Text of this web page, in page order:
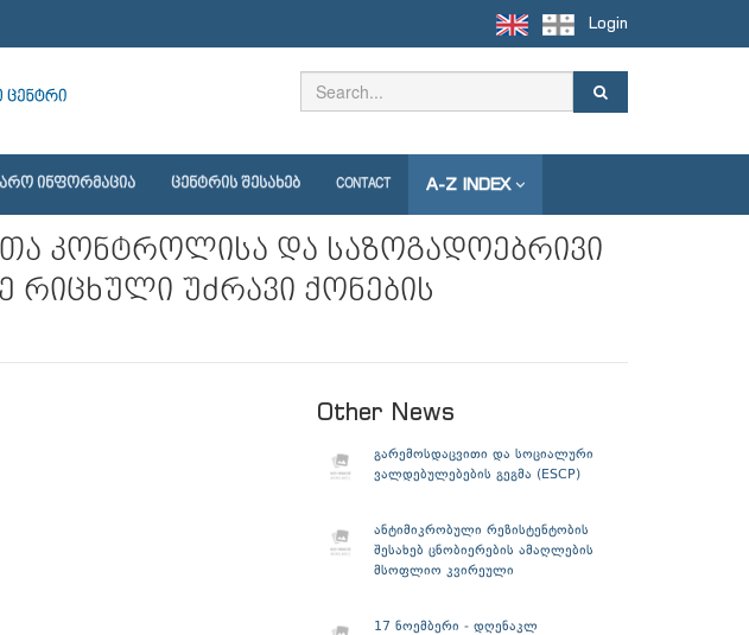
Login
ᲘᲜᲤᲝᲠᲛᲐᲪᲘᲐ ᲪᲔᲜᲢᲠᲘᲡ ᲨᲔᲡᲐᲮᲔᲑ CONTACT A-Z INDEX
კონტროლისა და საზოგადოებრივი
უძრავი ქონების
Other News
გარემოსდაცვითი და სოციალური
ვალდებულებების გეგმა (ESCP)
ანტიმიკრობული რეზისტენტობის
შესახებ ცნობიერების ამაღლების
მსოფლიო კვირეული
17 ნოემბერი - დღენაკლ